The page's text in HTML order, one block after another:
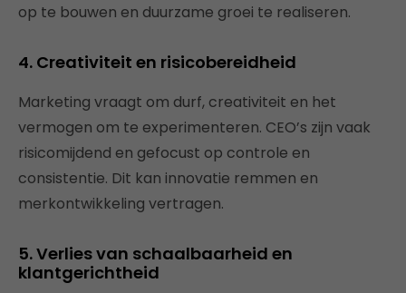
op te bouwen en duurzame groei te realiseren.
4. Creativiteit en risicobereidheid
Marketing vraagt om durf, creativiteit en het
vermogen om te experimenteren. CEO’s zijn vaak
risicomijdend en gefocust op controle en
consistentie. Dit kan innovatie remmen en
merkontwikkeling vertragen.
5. Verlies van schaalbaarheid en
klantgerichtheid